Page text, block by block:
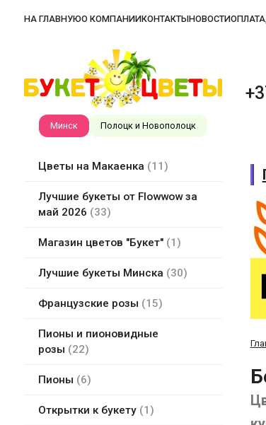
НА ГЛАВНУЮО КОМПАНИИКОНТАКТЫНОВОСТИОПЛАТА
Минск Полоцк и Новополоцк
Цветы на Макаенка 11
Лучшие букеты от Flowwow за
май 2026
33
Магазин цветов "Букет" 1
Лучшие букеты Минска 30
Французские розы 15
Пионы и пионовидные
розы
22
Пионы 6
Открытки к букету 1